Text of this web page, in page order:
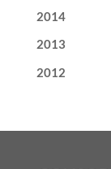
2014
2013
2012